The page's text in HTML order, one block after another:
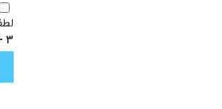
۳ + ده =